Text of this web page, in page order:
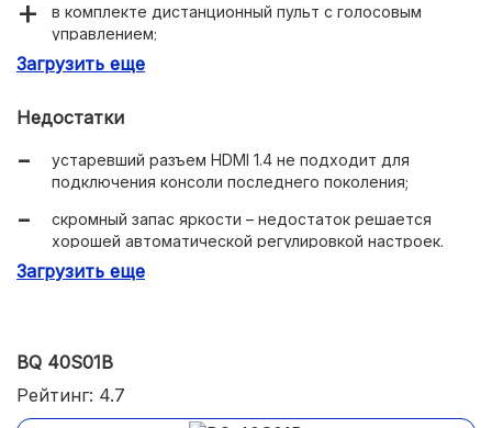
в комплекте дистанционный пульт с голосовым
управлением;
миниатюрный задний короб, в котором скрывается
отличная контрастность 5000:1, рассчитанная на
установку в светлой комнате;
мощная акустика на 14 Вт с виртуальным объемным
звуком DTS-HD;
двухдиапазонный Wi-Fi;
сниженное энергопотребление – в пределах 70 Вт.
Загрузить еще
Недостатки
устаревший разъем HDMI 1.4 не подходит для
подключения консоли последнего поколения;
скромный запас яркости – недостаток решается
хорошей автоматической регулировкой настроек.
Загрузить еще
BQ 40S01B
Рейтинг: 4.7